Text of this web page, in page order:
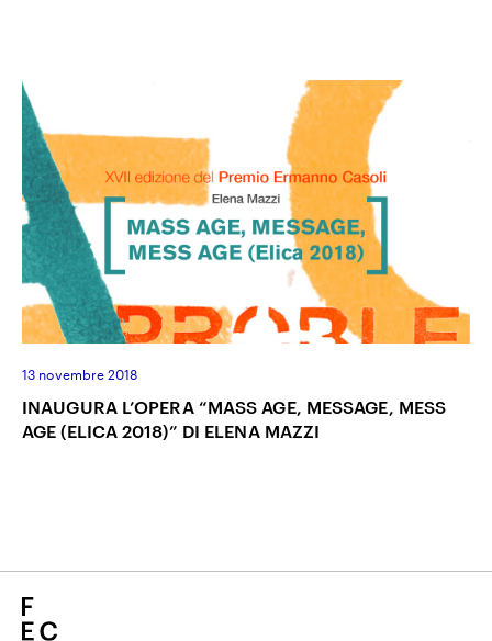
13 novembre 2018
INAUGURA L’OPERA “MASS AGE, MESSAGE, MESS
AGE (ELICA 2018)” DI ELENA MAZZI